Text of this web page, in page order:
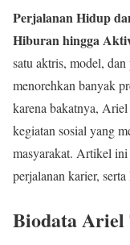
Perjalanan Hidup
Hiburan hingga
satu aktris, model,
menorehkan banyak
karena bakatnya,
kegiatan sosial yang
masyarakat. Artikel ini
perjalanan karier,
Biodata Ariel